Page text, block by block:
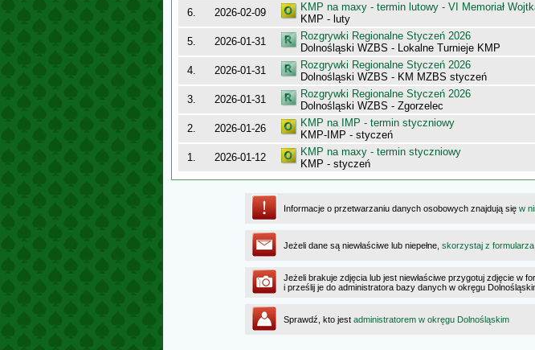
6. 2026-02-09
KMP na maxy - termin lutowy - VI Memoriał
KMP - luty
5. 2026-01-31
Rozgrywki Regionalne Styczeń 2026
Dolnośląski WZBS - Lokalne Turnieje KMP
4. 2026-01-31
Rozgrywki Regionalne Styczeń 2026
Dolnośląski WZBS - KM MZBS styczeń
3. 2026-01-31
Rozgrywki Regionalne Styczeń 2026
Dolnośląski WZBS - Zgorzelec
2. 2026-01-26
KMP na IMP - termin styczniowy
KMP-IMP - styczeń
1. 2026-01-12
KMP na maxy - termin styczniowy
KMP - styczeń
Informacje o przetwarzaniu danych osobowych znajdują się w
Jeżeli dane są niewłaściwe lub niepełne, skorzystaj z formularza
Jeżeli brakuje zdjęcia lub jest niewłaściwe przygotuj zdjęcie w
i prześlij je do administratora bazy danych w okręgu
Sprawdź, kto jest administratorem w okręgu Dolnośląskim